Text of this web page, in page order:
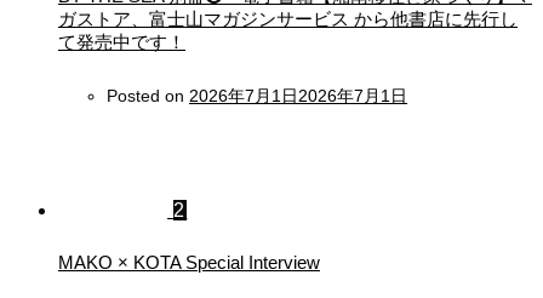
ガストア、富士山マガジンサービス から他書店に先行し
て発売中です！
Posted on 2026年7月1日2026年7月1日
2
MAKO × KOTA Special Interview